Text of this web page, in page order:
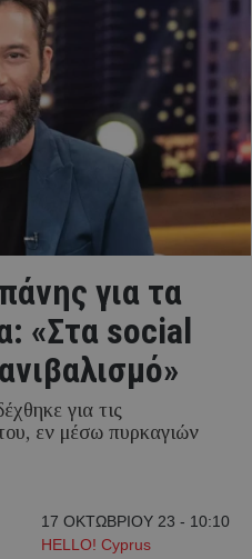
για τα
«Στα social
για τις
εν μέσω πυρκαγιών
17 ΟΚΤΩΒΡΙΟΥ 23 - 10:10
HELLO! Cyprus